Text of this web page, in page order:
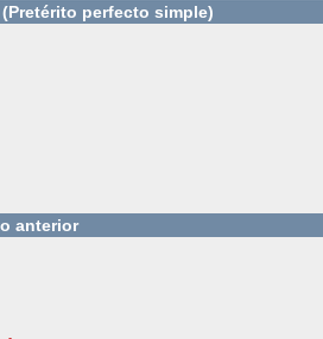
perfecto simple)
anterior